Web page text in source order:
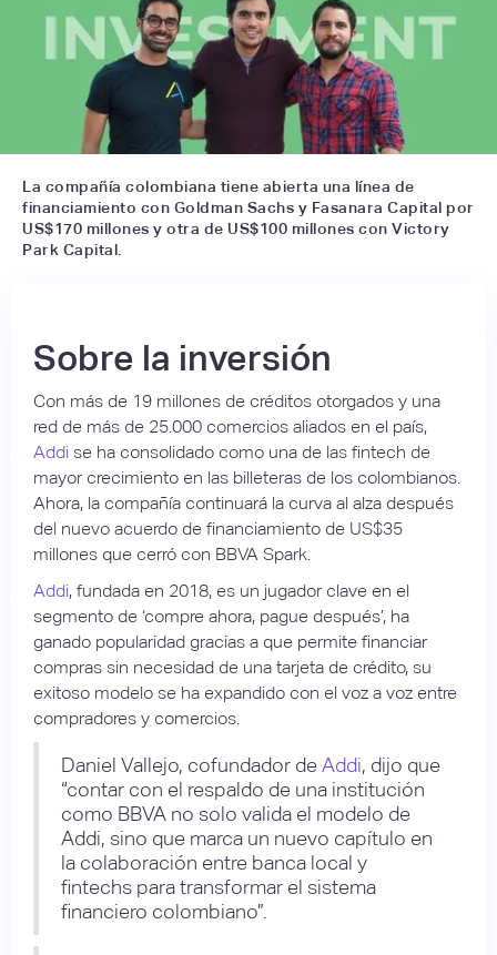
La compañía colombiana tiene abierta una línea de
financiamiento con Goldman Sachs y Fasanara Capital por
US$170 millones y otra de US$100 millones con Victory
Park Capital.
Sobre la inversión
Con más de 19 millones de créditos otorgados y una
red de más de 25.000 comercios aliados en el país,
Addi se ha consolidado como una de las fintech de
mayor crecimiento en las billeteras de los colombianos.
Ahora, la compañía continuará la curva al alza después
del nuevo acuerdo de financiamiento de US$35
millones que cerró con BBVA Spark.
Addi, fundada en 2018, es un jugador clave en el
segmento de ‘compre ahora, pague después’, ha
ganado popularidad gracias a que permite financiar
compras sin necesidad de una tarjeta de crédito, su
exitoso modelo se ha expandido con el voz a voz entre
compradores y comercios.
Daniel Vallejo, cofundador deAddi, dijo que
“contar con el respaldo de una institución
como BBVA no solo valida el modelo de
Addi, sino que marca un nuevo capítulo en
la colaboración entre banca local y
fintechs para transformar el sistema
financiero colombiano”.